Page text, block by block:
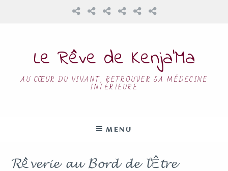
Le Rêve de Kenja’Ma
AU CŒUR DU VIVANT, RETROUVER SA MÉDECINE
INTÉRIEURE
MENU
𝓡ê𝓿𝓮𝓻𝓲𝓮 𝓪𝓾 𝓑𝓸𝓻𝓭 𝓭𝓮 𝓵’Ê𝓽𝓻𝓮